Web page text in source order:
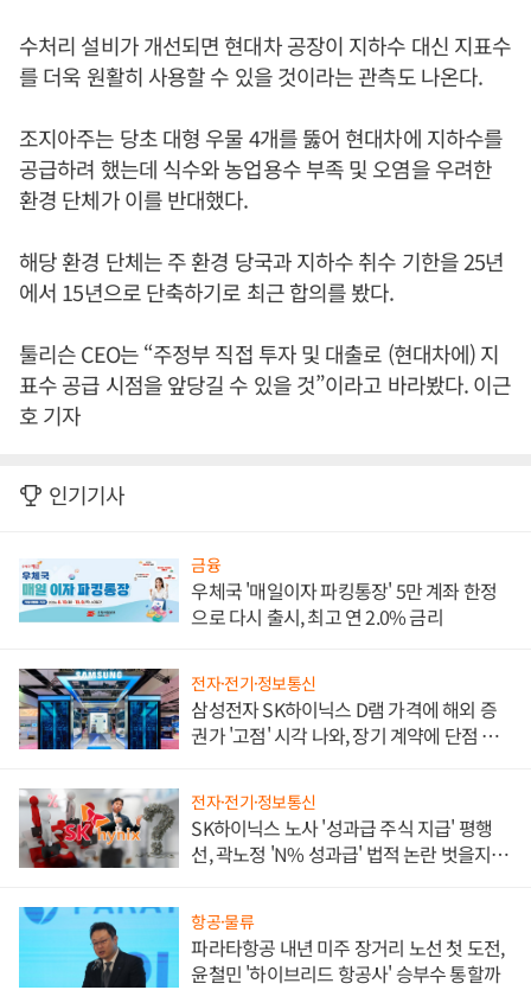
수처리 설비가 개선되면 현대차 공장이 지하수 대신 지표수
를 더욱 원활히 사용할 수 있을 것이라는 관측도 나온다.
조지아주는 당초 대형 우물 4개를 뚫어 현대차에 지하수를
공급하려 했는데 식수와 농업용수 부족 및 오염을 우려한
환경 단체가 이를 반대했다.
해당 환경 단체는 주 환경 당국과 지하수 취수 기한을 25년
에서 15년으로 단축하기로 최근 합의를 봤다.
툴리슨 CEO는 “주정부 직접 투자 및 대출로 (현대차에) 지
표수 공급 시점을 앞당길 수 있을 것”이라고 바라봤다. 이근
호 기자
인기기사
금융
우체국 '매일이자 파킹통장' 5만 계좌 한정
으로 다시 출시, 최고 연 2.0% 금리
전자·전기·정보통신
삼성전자 SK하이닉스 D램 가격에 해외 증
권가 '고점' 시각 나와, 장기 계약에 단점 부
전자·전기·정보통신
SK하이닉스 노사 '성과급 주식 지급' 평행
선, 곽노정 'N% 성과급' 법적 논란 벗을지 주
항공·물류
파라타항공 내년 미주 장거리 노선 첫 도전,
윤철민 '하이브리드 항공사' 승부수 통할까